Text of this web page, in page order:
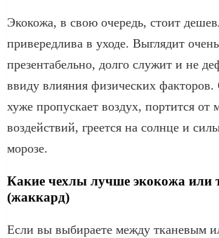
Экокожа, в свою очередь, стоит
привередлива в уходе. Выглядит очень
презентабельно, долго служит и не
ввиду влияния физических факторов.
хуже пропускает воздух, портится от
воздействий, греется на солнце и
морозе.
Какие чехлы лучше экокожа или
(жаккард)
Если вы выбираете между тканевым